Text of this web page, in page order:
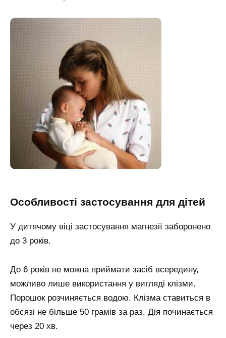
Особливості застосування для дітей
У дитячому віці застосування магнезії заборонено
до 3 років.
До 6 років не можна приймати засіб всередину,
можливо лише використання у вигляді клізми.
Порошок розчиняється водою. Клізма ставиться в
обсязі не більше 50 грамів за раз. Дія починається
через 20 хв.